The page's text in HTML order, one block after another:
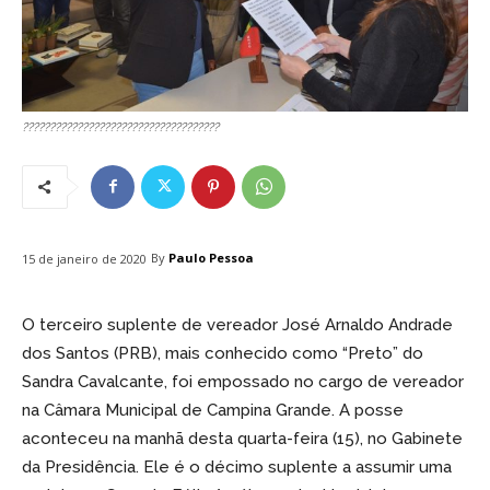
????????????????????????????????????
15 de janeiro de 2020 By Paulo Pessoa
O terceiro suplente de vereador José Arnaldo Andrade
dos Santos (PRB), mais conhecido como “Preto” do
Sandra Cavalcante, foi empossado no cargo de vereador
na Câmara Municipal de Campina Grande. A posse
aconteceu na manhã desta quarta-feira (15), no Gabinete
da Presidência. Ele é o décimo suplente a assumir uma